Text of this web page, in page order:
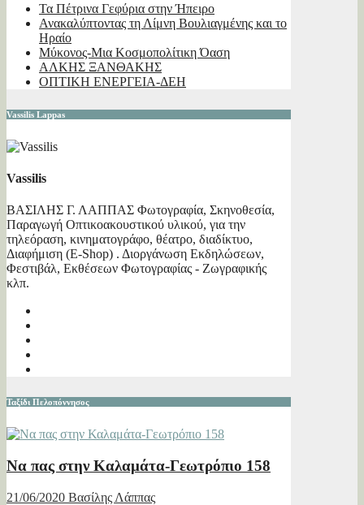
Τα Πέτρινα Γεφύρια στην Ήπειρο
Ανακαλύπτοντας τη Λίμνη Βουλιαγμένης και το
Ηραίο
Μύκονος-Μια Κοσμοπολίτικη Όαση
ΑΛΚΗΣ ΞΑΝΘΑΚΗΣ
ΟΠΤΙΚΗ ΕΝΕΡΓΕΙΑ-ΔΕΗ
Vassilis Lappas
Vassilis
ΒΑΣΙΛΗΣ Γ. ΛΑΠΠΑΣ Φωτογραφία, Σκηνοθεσία,
Παραγωγή Οπτικοακουστικού υλικού, για την
τηλεόραση, κινηματογράφο, θέατρο, διαδίκτυο,
Διαφήμιση (E-Shop) . Διοργάνωση Εκδηλώσεων,
Φεστιβάλ, Εκθέσεων Φωτογραφίας - Ζωγραφικής
κλπ.
Ταξίδι Πελοπόννησος
Να πας στην Καλαμάτα-Γεωτρόπιο 158
21/06/2020 Βασίλης Λάππας